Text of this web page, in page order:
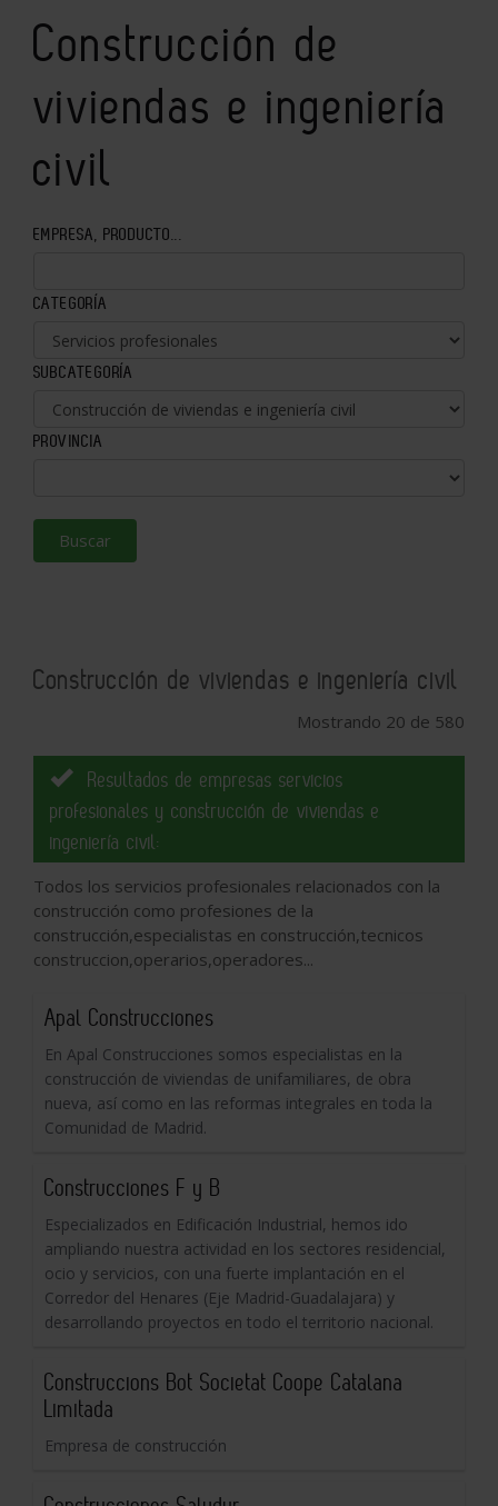
Construcción de
viviendas e ingeniería
civil
EMPRESA, PRODUCTO...
CATEGORÍA
SUBCATEGORÍA
PROVINCIA
Buscar
Construcción de viviendas e ingeniería civil
Mostrando 20 de 580
Resultados de empresas servicios
profesionales y construcción de viviendas e
ingeniería civil:
Todos los servicios profesionales relacionados con la
construcción como profesiones de la
construcción,especialistas en construcción,tecnicos
construccion,operarios,operadores...
Apal Construcciones
En Apal Construcciones somos especialistas en la
construcción de viviendas de unifamiliares, de obra
nueva, así como en las reformas integrales en toda la
Comunidad de Madrid.
Construcciones F y B
Especializados en Edificación Industrial, hemos ido
ampliando nuestra actividad en los sectores residencial,
ocio y servicios, con una fuerte implantación en el
Corredor del Henares (Eje Madrid-Guadalajara) y
desarrollando proyectos en todo el territorio nacional.
Construccions Bot Societat Coope Catalana
Limitada
Empresa de construcción